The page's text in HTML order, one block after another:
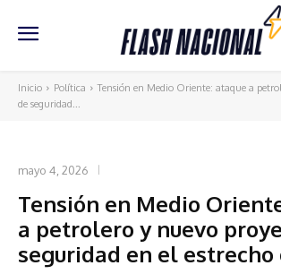
Inicio Política
Tensión en Medio Oriente: ataque a
de seguridad...
mayo 4, 2026
Tensión en Medio
a petrolero y nuevo
seguridad en el estrecho